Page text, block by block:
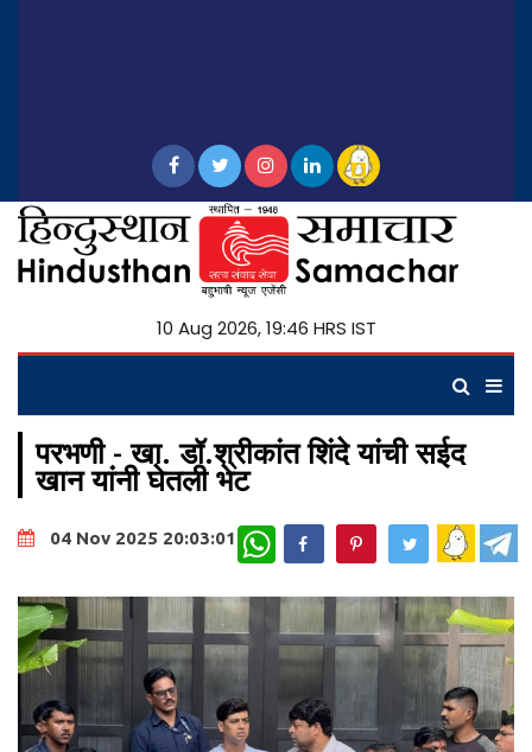
10 Aug 2026, 19:46 HRS IST
परभणी - खा. डॉ.श्रीकांत शिंदे यांची सईद
खान यांनी घेतली भेट
04 Nov 2025 20:03:01 WhatsApp